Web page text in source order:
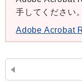
手してください。
Adobe Acrobat